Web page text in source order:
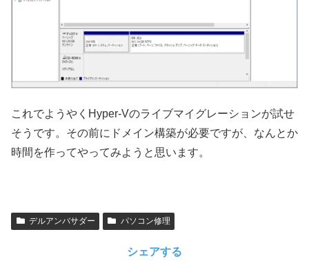
これでようやくHyper-Vのライブマイグレーションが試せ
そうです。その前にドメイン構築が必要ですが、なんとか
時間を作ってやってみようと思います。
デルアンバサダー パソコン修理
シェアする